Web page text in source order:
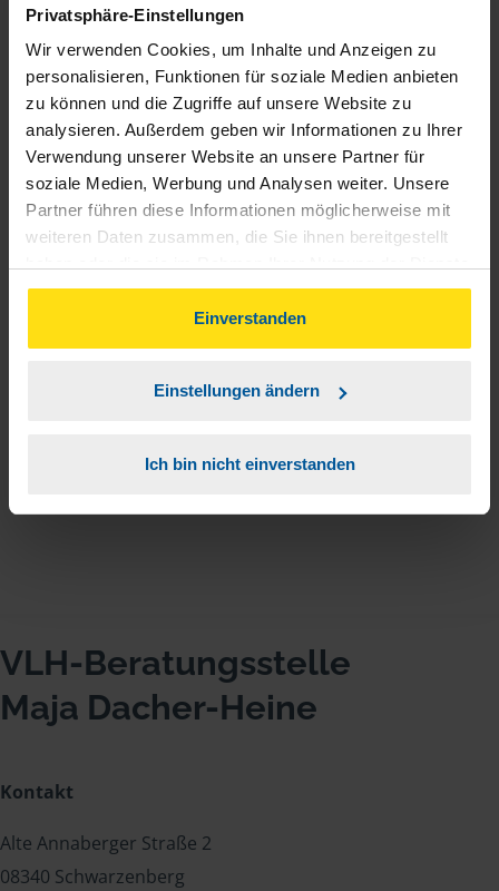
Privatsphäre-Einstellungen
Wir verwenden Cookies, um Inhalte und Anzeigen zu
personalisieren, Funktionen für soziale Medien anbieten
zu können und die Zugriffe auf unsere Website zu
analysieren. Außerdem geben wir Informationen zu Ihrer
Verwendung unserer Website an unsere Partner für
soziale Medien, Werbung und Analysen weiter. Unsere
Partner führen diese Informationen möglicherweise mit
weiteren Daten zusammen, die Sie ihnen bereitgestellt
gesammelt haben. Indem Sie auf Einverstanden klicken,
können Sie der Verwendung von Cookies, gemäß
unserer
Einverstanden
Einstellungen ändern
Ich bin nicht einverstanden
Alles tippitoppi
anonymes VLH-Mitglied
Ich habe von einem anderen Lohnsteuerhilfe-verein zu
VLH gewechselt und bin in jeder Hinsicht mehr als zufrieden.
Bearbeiterin Frau Dacher-Heyne in Schwarzenberg. Sie ist
VLH-Beratungsstelle
Maja Dacher-Heine
Kontakt
Alte Annaberger Straße 2
08340 Schwarzenberg